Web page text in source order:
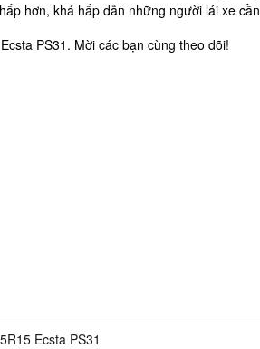
hơn, khá hấp dẫn những người lái xe
PS31. Mời các bạn cùng theo dõi!
Ecsta PS31